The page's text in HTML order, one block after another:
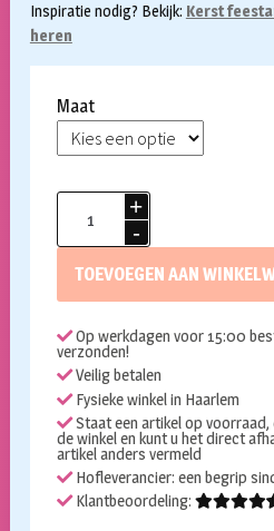
Inspiratie nodig? Bekijk: Kerst
heren
Maat
Suitmeister
Kerst
Red
Icons
aantal
TOEVOEGEN AAN
Op werkdagen voor 15:00
verzonden!
Veilig betalen
Fysieke winkel in Haarlem
Staat een artikel op
de winkel en kunt u het direct
artikel anders vermeld
Hofleverancier: een begrip
Klantbeoordeling: